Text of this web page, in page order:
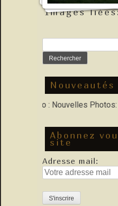
Images
Nouveautés
Porfolio : Nouvelles Photos:
Abonnez
site
Adresse mail: